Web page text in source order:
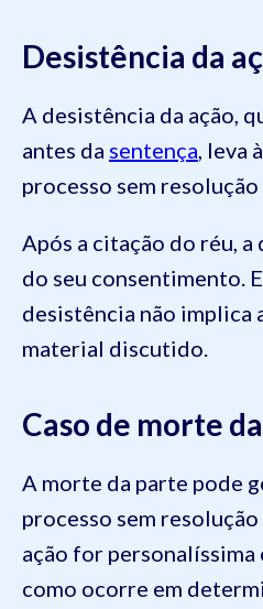
Desistência da
A desistência da ação,
antes da sentença, leva
processo sem
Após a citação do réu,
do seu consentimento.
desistência não implica
material discutido.
Caso de morte
A morte da parte pode
processo sem
ação for
como ocorre em